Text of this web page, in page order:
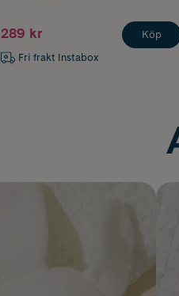
289 kr
Fri frakt Instabox
Köp